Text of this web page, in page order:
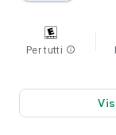
Per tutti info